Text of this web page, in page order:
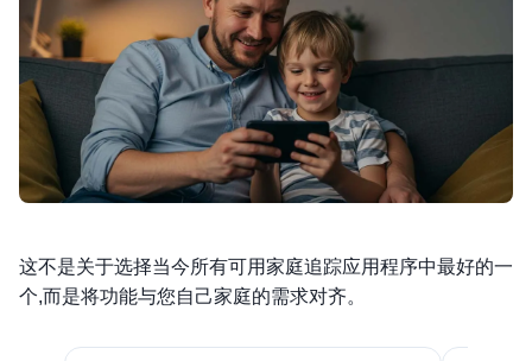
这不是关于选择当今所有可用家庭追踪应用程序中最好的一
个,而是将功能与您自己家庭的需求对齐。